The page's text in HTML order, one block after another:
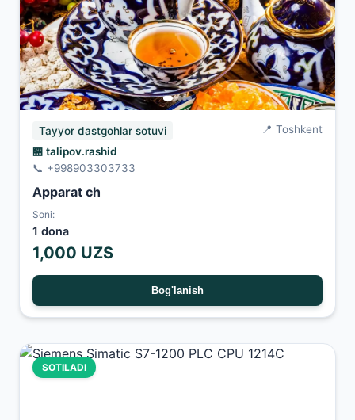
Tayyor dastgohlar sotuvi
📍 Toshkent
🏪 talipov.rashid
📞 +998903303733
Apparat ch
Soni:
1 dona
1,000 UZS
Bog'lanish
SOTILADI